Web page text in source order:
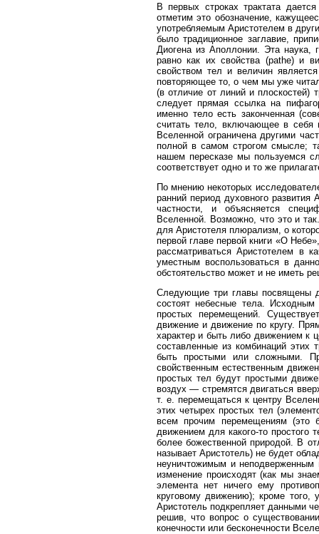
В первых строках трактата
отметим это обозначение,
употребляемым Аристотелем в
было традиционное заглавие,
Диогена из Аполлонии. Эта наука,
равно как их свойства (pathe) и
свойством тел и величин
повторяющее то, о чем мы уже
(в отличие от линий и
следует прямая ссылка на
именно тело есть законченная
считать тело, включающее в себя
Вселенной ограничена другими
полной в самом строгом смысле;
нашем пересказе мы пользуемся
соответствует одно и то же
По мнению некоторых
ранний период духовного
частности, и объясняется
Вселенной. Возможно, что это и
для Аристотеля плюрализм, о
первой главе первой книги «О
рассматриваться Аристотелем в
уместным воспользоваться в
обстоятельство может и не иметь
Следующие три главы посвящены
состоят небесные тела.
простых перемещений.
движение и движение по кругу.
характер и быть либо движением к
составленные из комбинаций
быть простыми или сложными.
свойственным естественным
простых тел будут простыми
воздух — стремятся двигаться
т. е. перемещаться к центру
этих четырех простых тел
всем прочим перемещениям (это
движением для какого-то
более божественной природой. В
называет Аристотель) не будет
неуничтожимым и неподверженным
изменение происходят (как мы
элемента нет ничего ему
круговому движению); кроме того,
Аристотель подкрепляет данными
решив, что вопрос о
конечности или бесконечности